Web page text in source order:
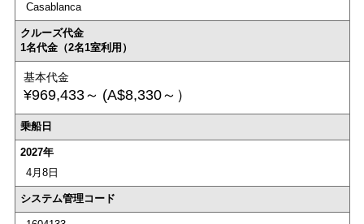
Casablanca
クルーズ代金
1名代金（2名1室利用）
基本代金
¥969,433～ (A$8,330～）
乗船日
2027年
4月8日
システム管理コード